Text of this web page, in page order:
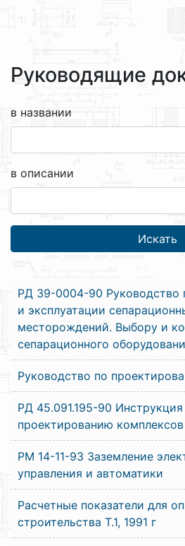
Руководящие
в названии
в описании
РД 39-0004-90 Руководство
и эксплуатации
месторождений. Выбору и
сепарационного
Руководство по
РД 45.091.195-90 Инструкция
проектированию
РМ 14-11-93 Заземление
управления и автоматики
Расчетные показатели для
строительства Т.1, 1991 г